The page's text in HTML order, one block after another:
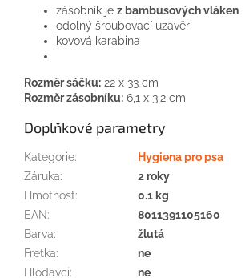
zásobník je z bambusových vláken
odolný šroubovací uzávěr
kovová karabina
Rozměr sáčku: 22 x 33 cm
Rozměr zásobníku: 6,1 x 3,2 cm
Doplňkové parametry
Kategorie:
Hygiena pro psa
Záruka:
2 roky
Hmotnost:
0.1 kg
EAN:
8011391105160
Barva:
žlutá
Fretka:
ne
Hlodavci:
ne